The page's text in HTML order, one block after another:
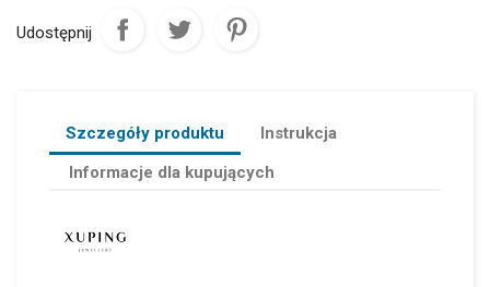
Udostępnij
Szczegóły produktu
Instrukcja
Informacje dla kupujących